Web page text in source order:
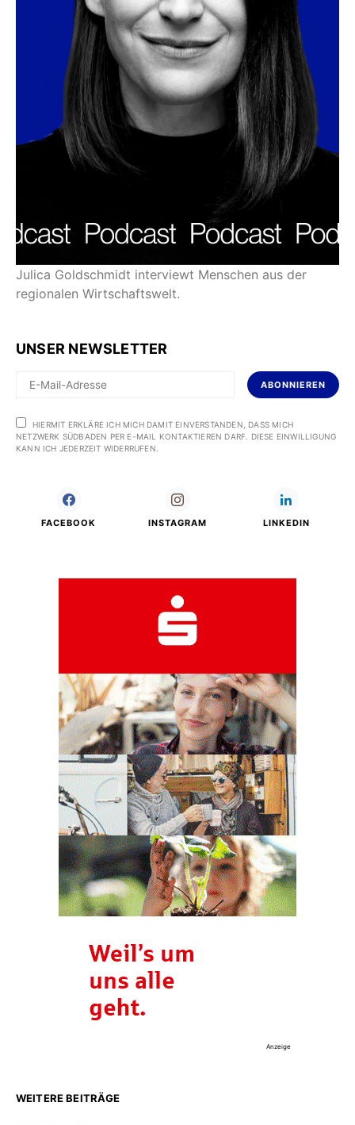
Julica Goldschmidt interviewt Menschen aus der
regionalen Wirtschaftswelt.
UNSER NEWSLETTER
ABONNIEREN
HIERMIT ERKLÄRE ICH MICH DAMIT EINVERSTANDEN, DASS MICH
NETZWERK SÜDBADEN PER E-MAIL KONTAKTIEREN DARF. DIESE EINWILLIGUNG
KANN ICH JEDERZEIT WIDERRUFEN.
FACEBOOK INSTAGRAM LINKEDIN
Anzeige
WEITERE BEITRÄGE